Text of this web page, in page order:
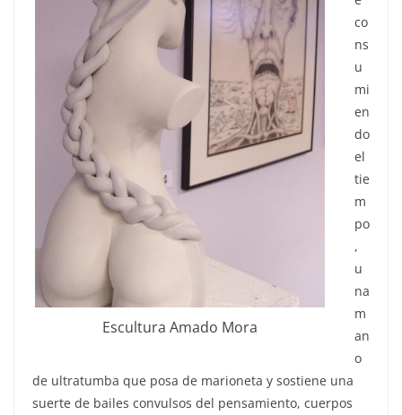
Escultura Amado Mora
co
ns
u
mi
en
do
el
tie
m
po
,
u
na
m
an
o
de ultratumba que posa de marioneta y sostiene una
suerte de bailes convulsos del pensamiento, cuerpos